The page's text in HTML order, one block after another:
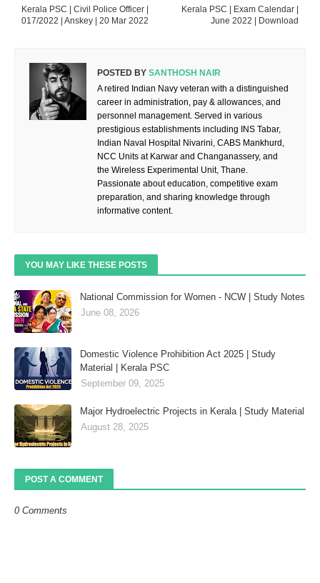
Kerala PSC | Exam Calendar |
June 2022 | Download
Kerala PSC | Civil Police Officer |
017/2022 | Anskey | 20 Mar 2022
POSTED BY SANTHOSH NAIR
A retired Indian Navy veteran with a distinguished
career in administration, pay & allowances, and
personnel management. Served in various
prestigious establishments including INS Tabar,
Indian Naval Hospital Nivarini, CABS Mankhurd,
NCC Units at Karwar and Changanassery, and
the Wireless Experimental Unit, Thane.
Passionate about education, competitive exam
preparation, and sharing knowledge through
informative content.
YOU MAY LIKE THESE POSTS
National Commission for Women - NCW | Study Notes
June 08, 2026
Domestic Violence Prohibition Act 2025 | Study
Material | Kerala PSC
September 09, 2025
Major Hydroelectric Projects in Kerala | Study Material
August 28, 2025
POST A COMMENT
0 Comments